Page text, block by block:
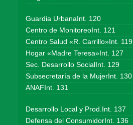
Guardia UrbanaInt. 120
Centro de MonitoreoInt. 121
Centro Salud «R. Carrillo»Int. 119
Hogar «Madre Teresa»Int. 127
Sec. Desarrollo SocialInt. 129
Subsecretaría de la MujerInt. 130
ANAFInt. 131
Desarrollo Local y Prod.Int. 137
Defensa del ConsumidorInt. 136